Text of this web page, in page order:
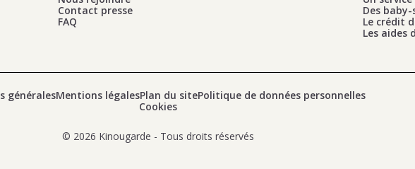
Contact presse
FAQ
Des
Le crédit
Les aides
généralesMentions légalesPlan du sitePolitique de données personnelles
Cookies
© 2026 Kinougarde - Tous droits réservés